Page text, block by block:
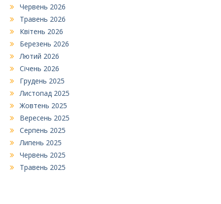
Червень 2026
Травень 2026
Квітень 2026
Березень 2026
Лютий 2026
Січень 2026
Грудень 2025
Листопад 2025
Жовтень 2025
Вересень 2025
Серпень 2025
Липень 2025
Червень 2025
Травень 2025